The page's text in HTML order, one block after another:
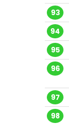
93
94
95
96
97
98